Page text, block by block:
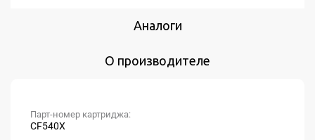
Аналоги
О производителе
Парт-номер картриджа:
CF540X